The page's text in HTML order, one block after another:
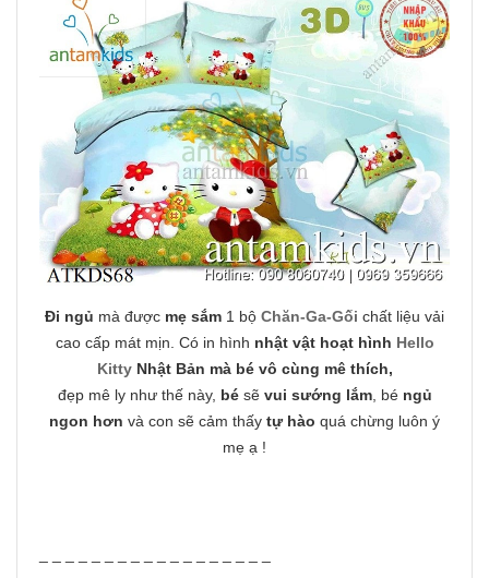
Đi ngủ mà được mẹ sắm 1 bộ Chăn-Ga-Gối chất liệu vải
cao cấp mát mịn. Có in hình nhật vật hoạt hình Hello
Kitty Nhật Bản mà bé vô cùng mê thích,
đẹp mê ly như thế này, bésẽ vui sướng lắm, bé ngủ
ngon hơn và con sẽ cảm thấy tự hào quá chừng luôn ý
mẹ ạ !